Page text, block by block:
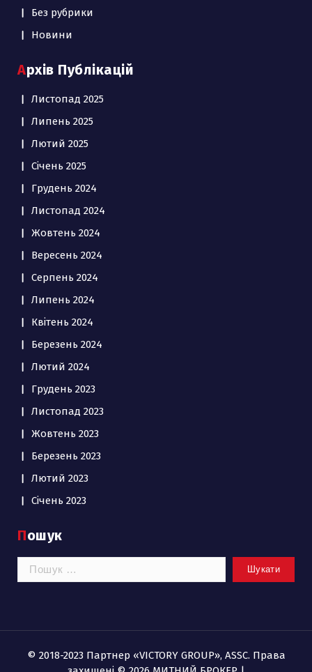
Без рубрики
Новини
Архів Публікацій
Листопад 2025
Липень 2025
Лютий 2025
Січень 2025
Грудень 2024
Листопад 2024
Жовтень 2024
Вересень 2024
Серпень 2024
Липень 2024
Квітень 2024
Березень 2024
Лютий 2024
Грудень 2023
Листопад 2023
Жовтень 2023
Березень 2023
Лютий 2023
Січень 2023
Пошук
Пошук:
© 2018-2023 Партнер «VICTORY GROUP», ASSC. Права